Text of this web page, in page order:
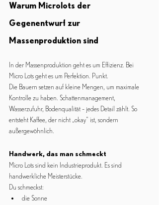
Warum Microlots der
Gegenentwurf zur
Massenproduktion sind
In der Massenproduktion geht es um Effizienz. Bei
Micro Lots geht es um Perfektion. Punkt.
Die Bauern setzen auf kleine Mengen, um maximale
Kontrolle zu haben. Schattenmanagement,
Wasserzufuhr, Bodenqualität – jedes Detail zählt. So
entsteht Kaffee, der nicht „okay“ ist, sondern
außergewöhnlich.
Handwerk, das man schmeckt
Micro Lots sind kein Industrieprodukt. Es sind
handwerkliche Meisterstücke.
Du schmeckst:
die Sonne